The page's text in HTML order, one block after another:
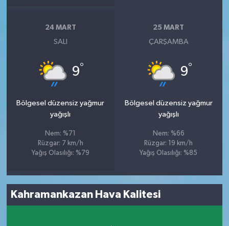
24 MART
SALI
9°
Bölgesel düzensiz yağmur
yağışlı
Nem: %71
Rüzgar: 7 km/h
Yağış Olasılığı: %79
25 MART
ÇARŞAMBA
9°
Bölgesel düzensiz yağmur
yağışlı
Nem: %66
Rüzgar: 19 km/h
Yağış Olasılığı: %85
Kahramankazan Hava Kalitesi